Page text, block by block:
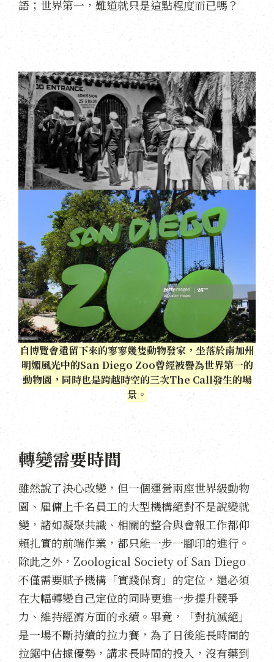
語；世界第一，難道就只是這點程度而已嗎？
自博覽會遺留下來的寥寥幾隻動物發家，坐落於南加州
明媚風光中的San Diego Zoo曾經被譽為世界第一的
動物園，同時也是跨越時空的三次The Call發生的場
景。
轉變需要時間
雖然說了決心改變，但一個運營兩座世界級動物
園、雇傭上千名員工的大型機構絕對不是說變就
變，諸如凝聚共識、相關的整合與會報工作都仰
賴扎實的前端作業，都只能一步一腳印的進行。
除此之外，Zoological Society of San Diego
不僅需要賦予機構「實踐保育」的定位，還必須
在大幅轉變自己定位的同時更進一步提升競爭
力、維持經濟方面的永續。畢竟，「對抗滅絕」
是一場不斷持續的拉力賽，為了日後能長時間的
拉鋸中佔據優勢，講求長時間的投入，沒有藥到